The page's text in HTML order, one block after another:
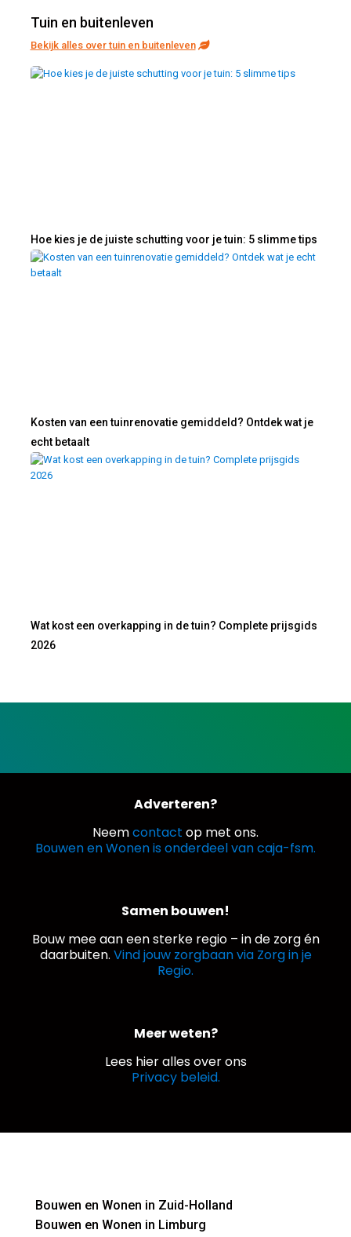
Tuin en buitenleven
Bekijk alles over tuin en buitenleven
Hoe kies je de juiste schutting voor je tuin: 5 slimme tips
Kosten van een tuinrenovatie gemiddeld? Ontdek wat je
echt betaalt
Wat kost een overkapping in de tuin? Complete prijsgids
2026
Adverteren?
Neemcontact op met ons.
Bouwen en Wonen is onderdeel van caja-fsm.
Samen bouwen!
Bouw mee aan een sterke regio – in de zorg én
daarbuiten. Vind jouw zorgbaan via Zorg in je
Regio.
Meer weten?
Lees hier alles over ons
Privacy beleid.
Bouwen en Wonen in Zuid-Holland
Bouwen en Wonen in Limburg